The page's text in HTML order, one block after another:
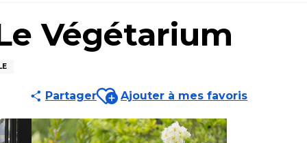
Végétarium
PartagerAjouter aux favoris
Ajouter à mes favoris